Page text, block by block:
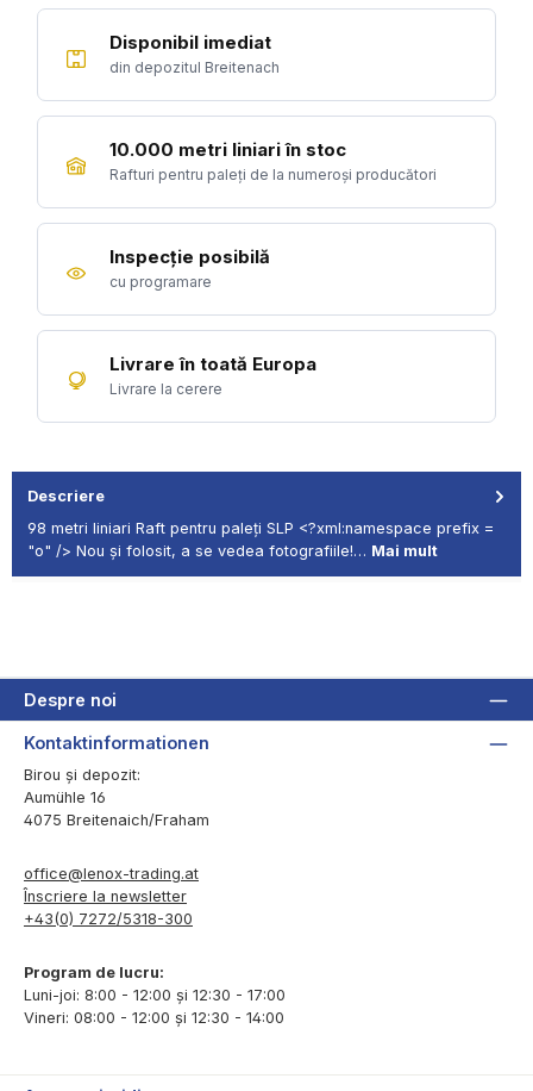
Disponibil imediat
din depozitul Breitenach
10.000 metri liniari în stoc
Rafturi pentru paleți de la numeroși producători
Inspecție posibilă
cu programare
Livrare în toată Europa
Livrare la cerere
Descriere
98 metri liniari Raft pentru paleți SLP <?xml:namespace prefix =
"o" /> Nou și folosit, a se vedea fotografiile!… Mai mult
Despre noi
Kontaktinformationen
Birou și depozit:
Aumühle 16
4075 Breitenaich/Fraham
office@lenox-trading.at
Înscriere la newsletter
+43(0) 7272/5318-300
Program de lucru:
Luni-joi: 8:00 - 12:00 și 12:30 - 17:00
Vineri: 08:00 - 12:00 și 12:30 - 14:00